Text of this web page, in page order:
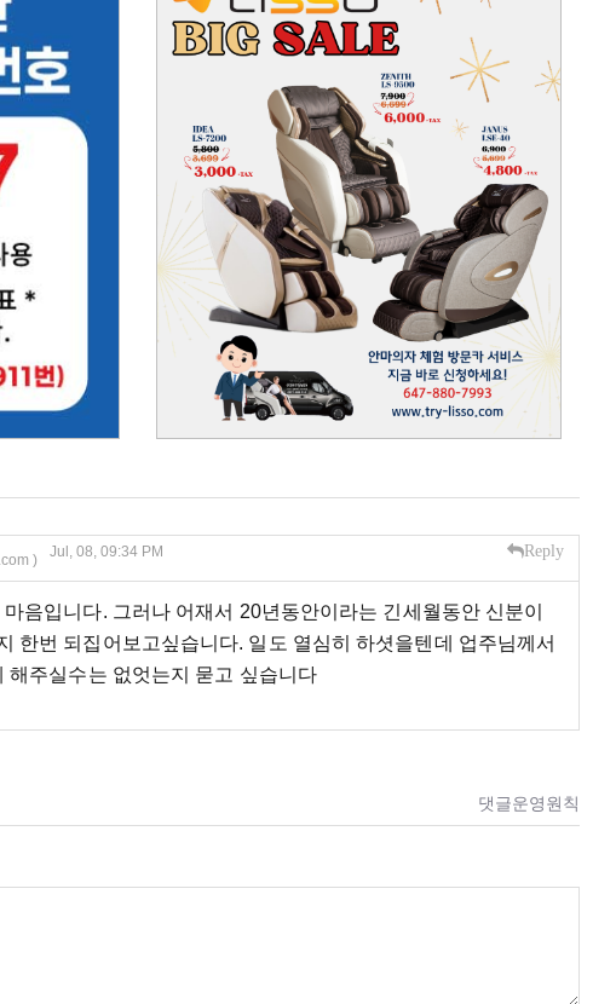
) Jul, 08, 09:34 PM Reply
음입니다. 그러나 어재서 20년동안이라는 긴세월동안 신분이
한번 되집어보고싶습니다. 일도 열심히 하셧을텐데 업주님께서
해주실수는 없엇는지 묻고 싶습니다
댓글운영원칙